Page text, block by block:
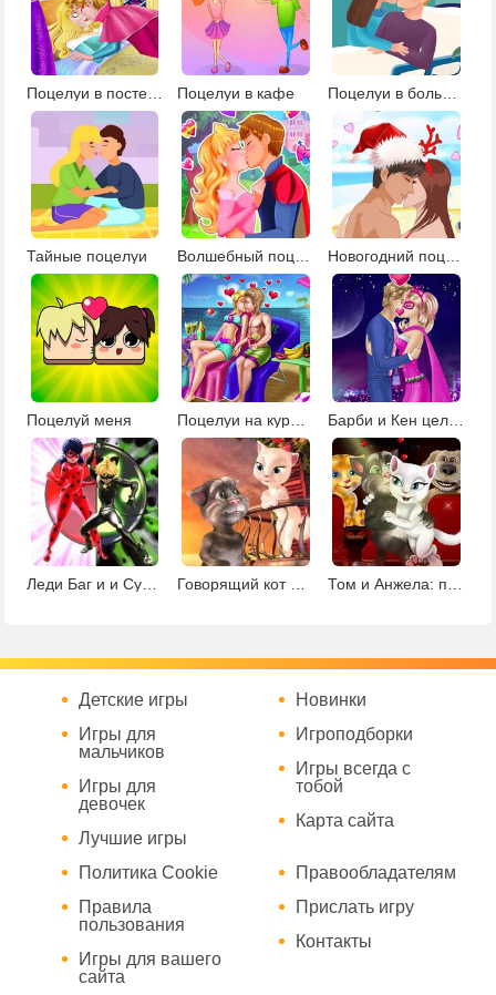
Поцелуи в постели Поцелуи в кафе Поцелуи в больнице
Тайные поцелуи Волшебный поцелуй сказочной принцессы Новогодний поцелуй
Поцелуй меня Поцелуи на курорте Барби и Кен целуются
Леди Баг и и Супер Кот 2 Говорящий кот Том 3: Говорящий кот с подругой Том и Анжела: поцелуи в кинотеатре
Детские игры
Игры для
мальчиков
Игры для
девочек
Лучшие игры
Новинки
Игроподборки
Игры всегда с
тобой
Карта сайта
Политика Cookie
Правила
пользования
Игры для вашего
сайта
Правообладателям
Прислать игру
Контакты